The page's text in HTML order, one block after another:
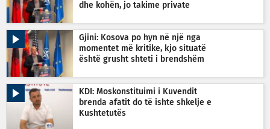
dhe kohën, jo takime private
Gjini: Kosova po hyn në një nga
momentet më kritike, kjo situatë
është grusht shteti i brendshëm
KDI: Moskonstituimi i Kuvendit
brenda afatit do të ishte shkelje e
Kushtetutës